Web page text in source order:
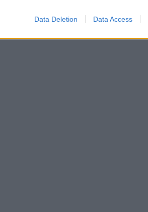
Data Deletion Data Access